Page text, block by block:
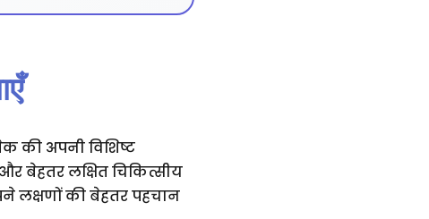
की अपनी विशिष्ट
बेहतर लक्षित चिकित्सीय
लक्षणों की बेहतर पहचान